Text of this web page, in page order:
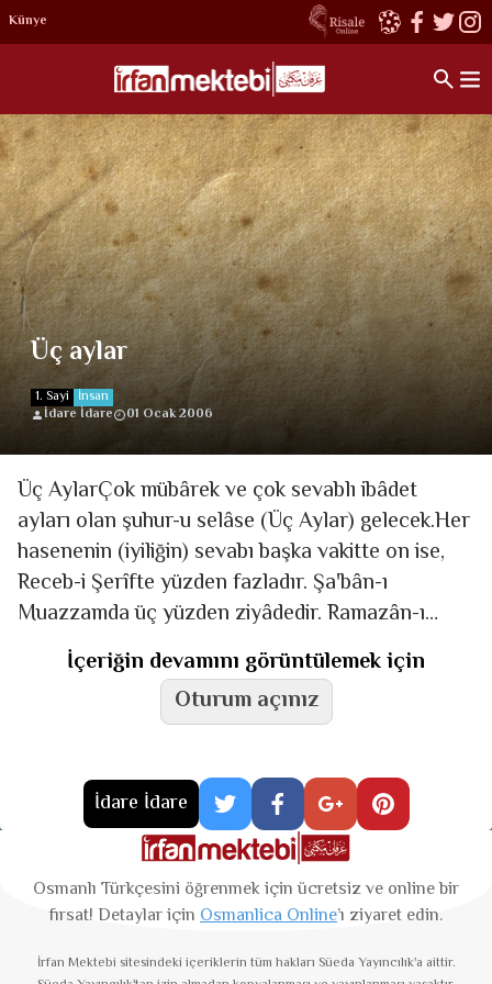
Künye
Üç aylar
1. Sayi İnsan
İdare İdare
01 Ocak 2006
Üç AylarÇok mübârek ve çok sevablı ibâdet
ayları olan şuhur-u selâse (Üç Aylar) gelecek.Her
hasenenin (iyiliğin) sevabı başka vakitte on ise,
Receb-i Şerîfte yüzden fazladır. Şa'bân-ı
Muazzamda üç yüzden ziyâdedir. Ramazân-ı
Mübârekte bine çıkar. Ve
İçeriğin devamını görüntülemek için
Oturum açınız
İdare İdare
Osmanlı Türkçesini öğrenmek için ücretsiz ve online bir
fırsat! Detaylar için Osmanlica Online’ı ziyaret edin.
İrfan Mektebi sitesindeki içeriklerin tüm hakları Süeda Yayıncılık'a aittir.